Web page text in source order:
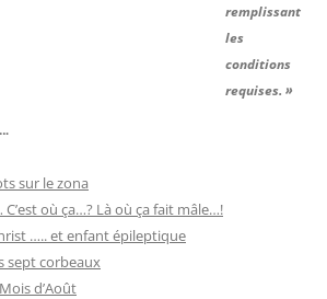
remplissant
les
conditions
requises. »
sur le zona
C’est où ça…? Là où ça fait mâle…!
….. et enfant épileptique
sept corbeaux
d’Août